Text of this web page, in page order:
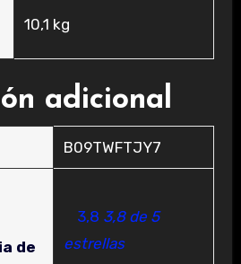
‎10,1 kg
adicional
B09TWFTJY7
de
3,8 3,8 de 5
estrellas